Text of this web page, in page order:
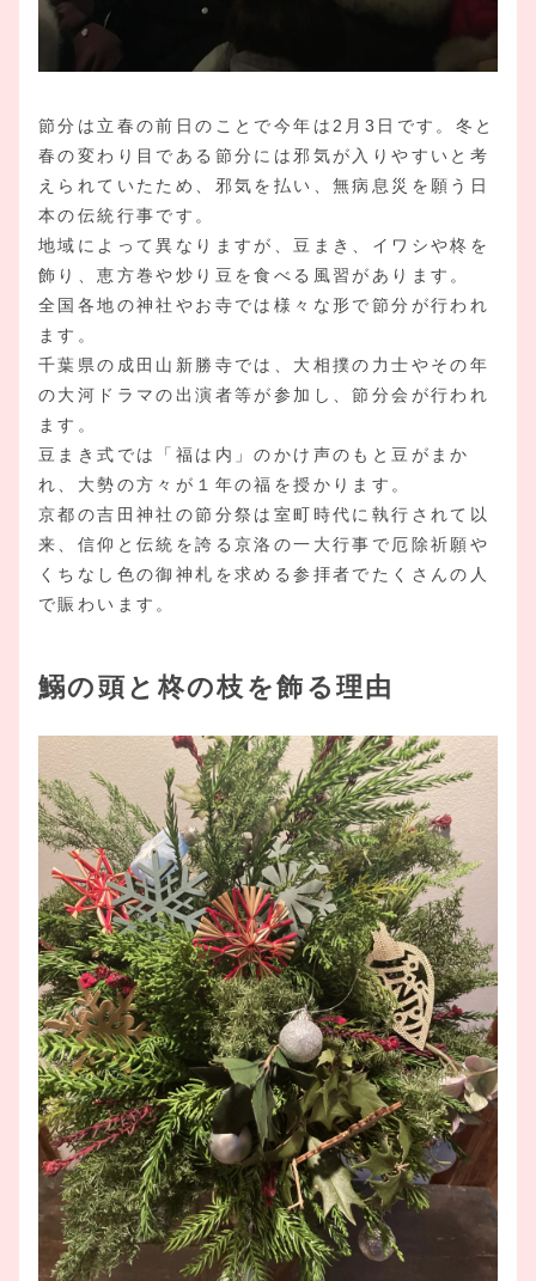
節分は立春の前日のことで今年は2月3日です。冬と
春の変わり目である節分には邪気が入りやすいと考
えられていたため、邪気を払い、無病息災を願う日
本の伝統行事です。
地域によって異なりますが、豆まき、イワシや柊を
飾り、恵方巻や炒り豆を食べる風習があります。
全国各地の神社やお寺では様々な形で節分が行われ
ます。
千葉県の成田山新勝寺では、大相撲の力士やその年
の大河ドラマの出演者等が参加し、節分会が行われ
ます。
豆まき式では「福は内」のかけ声のもと豆がまか
れ、大勢の方々が１年の福を授かります。
京都の吉田神社の節分祭は室町時代に執行されて以
来、信仰と伝統を誇る京洛の一大行事で厄除祈願や
くちなし色の御神札を求める参拝者でたくさんの人
で賑わいます。
鰯の頭と柊の枝を飾る理由